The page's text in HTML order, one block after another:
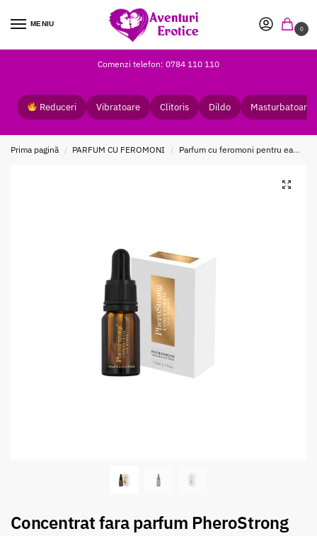
MENIU
0
Comenzi telefon: 0784 110 110
Reduceri Vibratoare Clitoris Dildo Masturbatoare
Prima pagină / PARFUM CU FEROMONI / Parfum cu feromoni pentru ea
Concentrat fara parfum PheroStrong